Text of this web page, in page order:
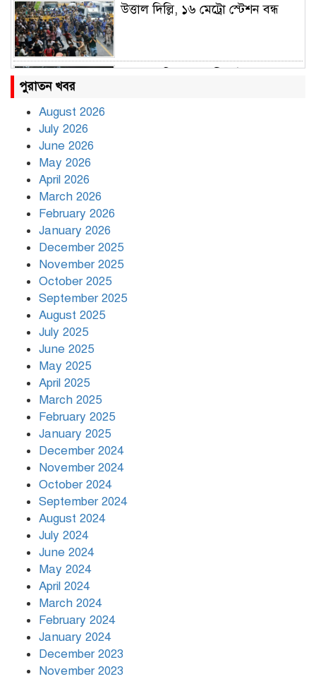
উত্তাল দিল্লি, ১৬ মেট্রো স্টেশন বন্ধ
বৃষ্টি থামার নাম নেই, পথে পথে
পুরাতন খবর
August 2026
July 2026
June 2026
May 2026
April 2026
March 2026
February 2026
January 2026
December 2025
November 2025
October 2025
September 2025
August 2025
July 2025
June 2025
May 2025
April 2025
March 2025
February 2025
January 2025
December 2024
November 2024
October 2024
September 2024
August 2024
July 2024
June 2024
May 2024
April 2024
March 2024
February 2024
January 2024
December 2023
November 2023